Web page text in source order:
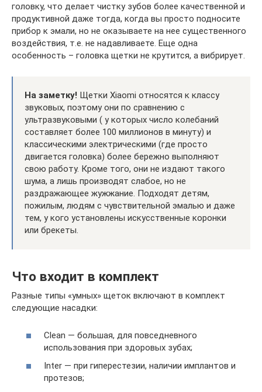
головку, что делает чистку зубов более качественной и
продуктивной даже тогда, когда вы просто подносите
прибор к эмали, но не оказываете на нее существенного
воздействия, т.е. не надавливаете. Еще одна
особенность – головка щетки не крутится, а вибрирует.
На заметку! Щетки Xiaomi относятся к классу
звуковых, поэтому они по сравнению с
ультразвуковыми ( у которых число колебаний
составляет более 100 миллионов в минуту) и
классическими электрическими (где просто
двигается головка) более бережно выполняют
свою работу. Кроме того, они не издают такого
шума, а лишь производят слабое, но не
раздражающее жужжание. Подходят детям,
пожилым, людям с чувствительной эмалью и даже
тем, у кого установлены искусственные коронки
или брекеты.
Что входит в комплект
Разные типы «умных» щеток включают в комплект
следующие насадки:
Clean — большая, для повседневного
использования при здоровых зубах;
Inter — при гиперестезии, наличии имплантов и
протезов;